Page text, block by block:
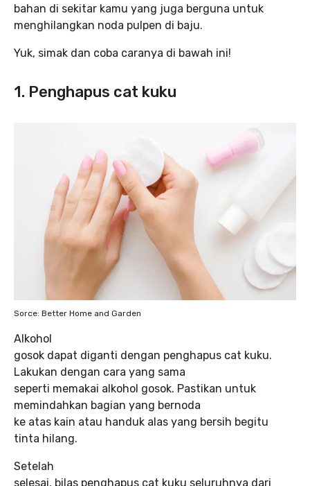
bahan di sekitar kamu yang juga berguna untuk
menghilangkan noda pulpen di baju.
Yuk, simak dan coba caranya di bawah ini!
1. Penghapus cat kuku
Sorce: Better Home and Garden
Alkohol
gosok dapat diganti dengan penghapus cat kuku.
Lakukan dengan cara yang sama
seperti memakai alkohol gosok. Pastikan untuk
memindahkan bagian yang bernoda
ke atas kain atau handuk alas yang bersih begitu
tinta hilang.
Setelah
selesai, bilas penghapus cat kuku seluruhnya dari